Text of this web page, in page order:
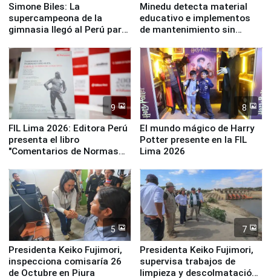
Simone Biles: La
supercampeona de la
gimnasia llegó al Perú para
Panamericanos Lima 2027
Minedu detecta material
educativo e implementos
de mantenimiento sin
la UGEL 2
9
FIL Lima 2026: Editora Perú
presenta el libro
"Comentarios de Normas
Derecho Colectivo"
8
El mundo mágico de Harry
Potter presente en la FIL
Lima 2026
5
Presidenta Keiko Fujimori,
inspecciona comisaría 26
de Octubre en Piura
7
Presidenta Keiko Fujimori,
supervisa trabajos de
limpieza y descolmatación